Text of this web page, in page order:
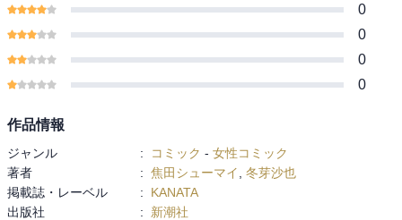
0
0
0
0
作品情報
ジャンル : コミック - 女性コミック
著者
: 焦田シューマイ
冬芽沙也
掲載誌・レーベル
:
KANATA
出版社
:
新潮社